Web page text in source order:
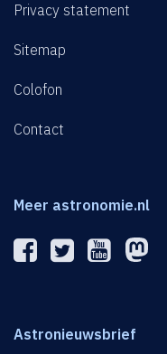
Privacy statement
Sitemap
Colofon
Contact
Meer astronomie.nl
Astronieuwsbrief